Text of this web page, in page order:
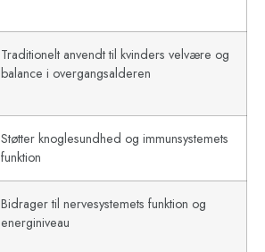
Traditionelt anvendt til kvinders velvære og
balance i overgangsalderen
Støtter knoglesundhed og immunsystemets
funktion
Bidrager til nervesystemets funktion og
energiniveau